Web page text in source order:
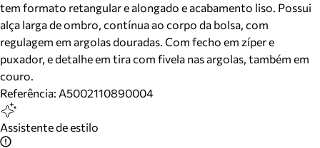
tem formato retangular e alongado e acabamento liso. Possui
alça larga de ombro, contínua ao corpo da bolsa, com
regulagem em argolas douradas. Com fecho em zíper e
puxador, e detalhe em tira com fivela nas argolas, também em
couro.
Referência: A5002110890004
Assistente de estilo